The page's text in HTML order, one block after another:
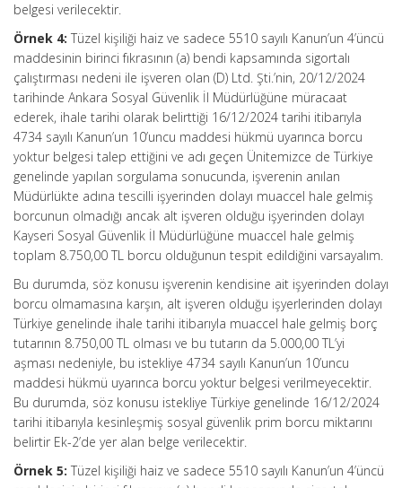
belgesi verilecektir.
Örnek 4: Tüzel kişiliği haiz ve sadece 5510 sayılı Kanun’un 4’üncü
maddesinin birinci fıkrasının (a) bendi kapsamında sigortalı
çalıştırması nedeni ile işveren olan (D) Ltd. Şti.’nin, 20/12/2024
tarihinde Ankara Sosyal Güvenlik İl Müdürlüğüne müracaat
ederek, ihale tarihi olarak belirttiği 16/12/2024 tarihi itibarıyla
4734 sayılı Kanun’un 10’uncu maddesi hükmü uyarınca borcu
yoktur belgesi talep ettiğini ve adı geçen Ünitemizce de Türkiye
genelinde yapılan sorgulama sonucunda, işverenin anılan
Müdürlükte adına tescilli işyerinden dolayı muaccel hale gelmiş
borcunun olmadığı ancak alt işveren olduğu işyerinden dolayı
Kayseri Sosyal Güvenlik İl Müdürlüğüne muaccel hale gelmiş
toplam 8.750,00 TL borcu olduğunun tespit edildiğini varsayalım.
Bu durumda, söz konusu işverenin kendisine ait işyerinden dolayı
borcu olmamasına karşın, alt işveren olduğu işyerlerinden dolayı
Türkiye genelinde ihale tarihi itibarıyla muaccel hale gelmiş borç
tutarının 8.750,00 TL olması ve bu tutarın da 5.000,00 TL’yi
aşması nedeniyle, bu istekliye 4734 sayılı Kanun’un 10’uncu
maddesi hükmü uyarınca borcu yoktur belgesi verilmeyecektir.
Bu durumda, söz konusu istekliye Türkiye genelinde 16/12/2024
tarihi itibarıyla kesinleşmiş sosyal güvenlik prim borcu miktarını
belirtir Ek-2’de yer alan belge verilecektir.
Örnek 5: Tüzel kişiliği haiz ve sadece 5510 sayılı Kanun’un 4’üncü